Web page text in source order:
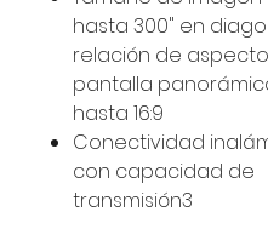
hasta 300" en
relación de
pantalla
hasta 16:9
Conectividad
con capacidad de
transmisión3